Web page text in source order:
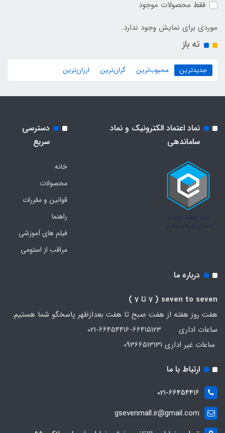
فقط محصولات موجود
موردی برای نمایش وجود ندارد.
ته باز
جدیدترین محبوب‌ترین گران‌ترین ارزان‌ترین
نماد اعتماد الکترونیک و نماد
ساماندهی
دسترسی
سریع
خانه
محصولات
قوانین و مقررات
راهنما
فیلم های آموزشی
مراقب از استومی
درباره ما
seven to seven ( 7 تا 7 )
هفت روز هفته از هفت صبح تا هفت بعدازظهر پاسخگو شما هستیم.
ساعات اداری 66415123-66454416-021
ساعات غیر اداری 09366513131
ارتباط با ما
021-66454416
gsevenmall.ir@gmail.com